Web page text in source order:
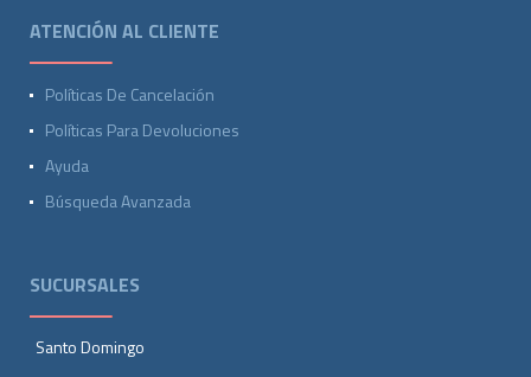
ATENCIÓN AL CLIENTE
Políticas De Cancelación
Políticas Para Devoluciones
Ayuda
Búsqueda Avanzada
SUCURSALES
Santo Domingo